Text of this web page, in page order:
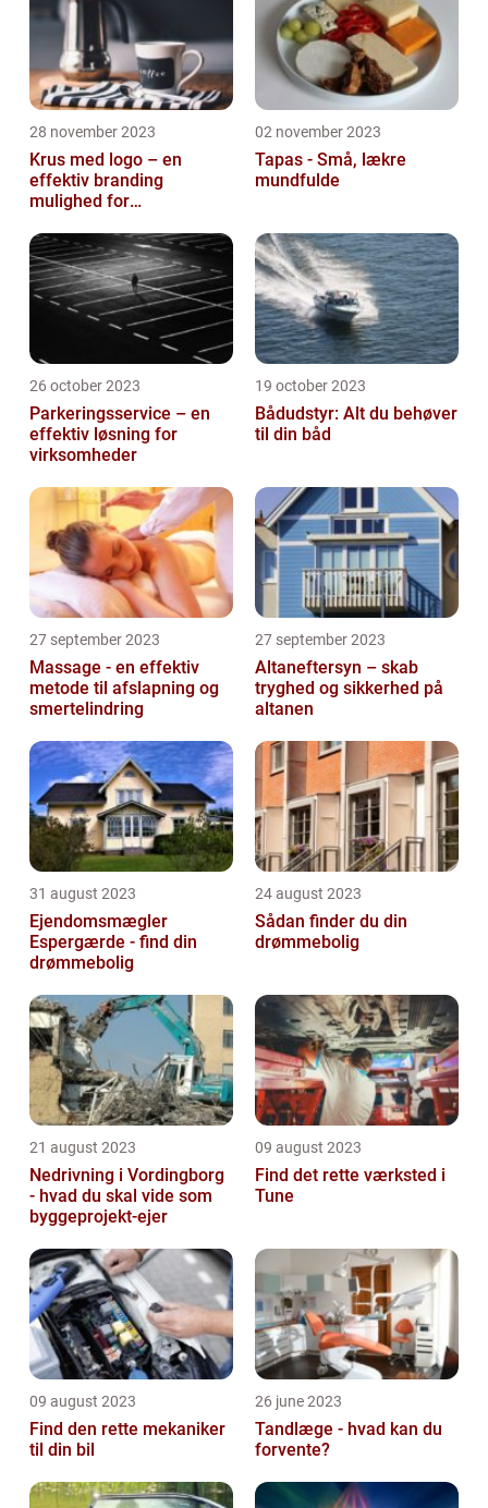
28 november 2023
Krus med logo – en
effektiv branding
mulighed for
02 november 2023
Tapas - Små, lækre
mundfulde
26 october 2023
Parkeringsservice – en
effektiv løsning for
virksomheder
19 october 2023
Bådudstyr: Alt du behøver
til din båd
27 september 2023
Massage - en effektiv
metode til afslapning og
smertelindring
27 september 2023
Altaneftersyn – skab
tryghed og sikkerhed på
altanen
31 august 2023
Ejendomsmægler
Espergærde - find din
drømmebolig
24 august 2023
Sådan finder du din
drømmebolig
21 august 2023
Nedrivning i Vordingborg
- hvad du skal vide som
byggeprojekt-ejer
09 august 2023
Find det rette værksted i
Tune
09 august 2023
Find den rette mekaniker
til din bil
26 june 2023
Tandlæge - hvad kan du
forvente?